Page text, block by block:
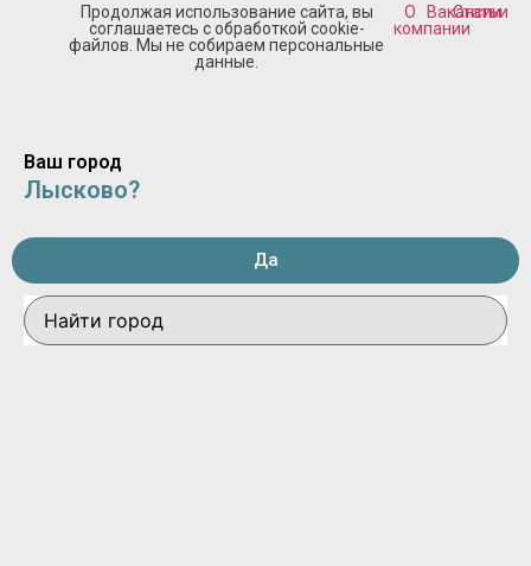
Продолжая использование сайта, вы
соглашаетесь с обработкой cookie-
файлов. Мы не собираем персональные
данные.
О
компании
Вакансии
Статьи
Ваш город
Лысково?
Да